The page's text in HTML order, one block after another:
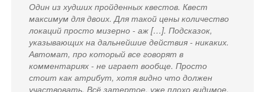
Один из худших пройденных квестов. Квест
максимум для двоих. Для такой цены количество
локаций просто мизерно - аж […]. Подсказок,
указывающих на дальнейшие действия - никаких.
Автомат, про который все говорят в
комментариях - не играет вообще. Просто
стоит как атрибут, хотя видно что должен
участвовать. Всё затертое, уже плохо видимое.